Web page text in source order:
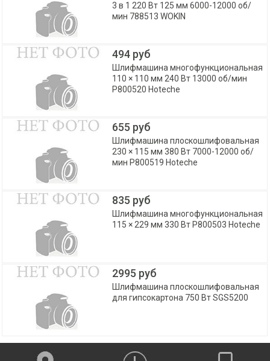
3 в 1 220 Вт 125 мм 6000-12000 об/
мин 788513 WOKIN
494 руб
Шлифмашина многофункциональная
110 × 110 мм 240 Вт 13000 об/мин
P800520 Hoteche
655 руб
Шлифмашина плоскошлифовальная
230 × 115 мм 380 Вт 7000-12000 об/
мин P800519 Hoteche
835 руб
Шлифмашина многофункциональная
115 × 229 мм 330 Вт P800503 Hoteche
2995 руб
Шлифмашина плоскошлифовальная
для гипсокартона 750 Вт SGS5200